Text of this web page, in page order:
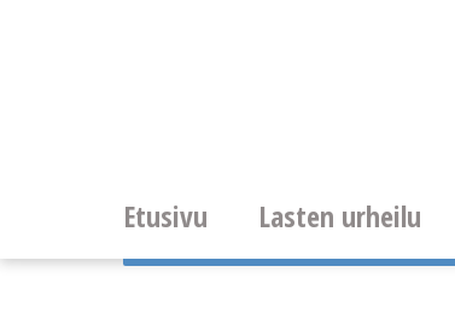
Etusivu Lasten urheilu